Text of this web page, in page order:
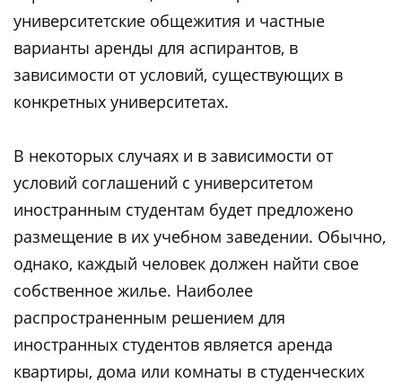
университетские общежития и частные
варианты аренды для аспирантов, в
зависимости от условий, существующих в
конкретных университетах.
В некоторых случаях и в зависимости от
условий соглашений с университетом
иностранным студентам будет предложено
размещение в их учебном заведении. Обычно,
однако, каждый человек должен найти свое
собственное жилье. Наиболее
распространенным решением для
иностранных студентов является аренда
квартиры, дома или комнаты в студенческих